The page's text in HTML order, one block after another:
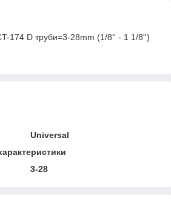
174 D труби=3-28mm (1/8'' - 1 1/8'')
Universal
3-28